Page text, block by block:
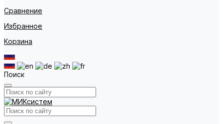
Сравнение
Избранное
Корзина
Поиск